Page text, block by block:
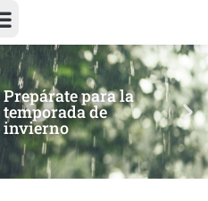
Prepárate para la
temporada de
invierno